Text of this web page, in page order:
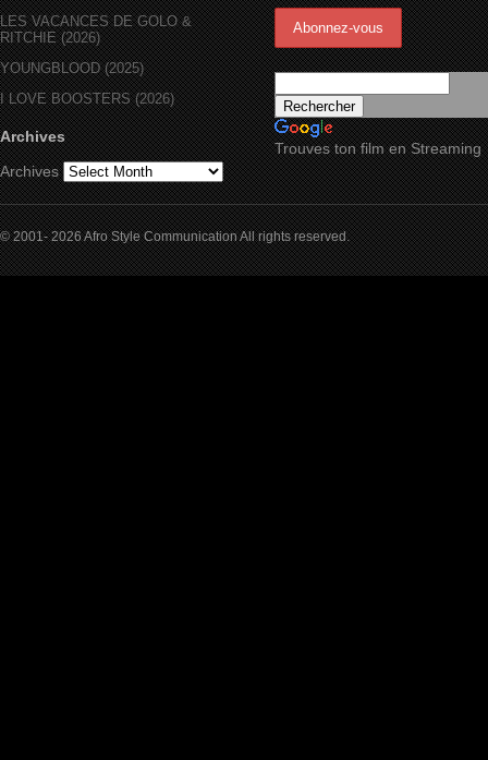
LES VACANCES DE GOLO &
RITCHIE (2026)
YOUNGBLOOD (2025)
I LOVE BOOSTERS (2026)
Archives
Archives
Trouves ton film en Streaming
© 2001- 2026 Afro Style Communication All rights reserved.